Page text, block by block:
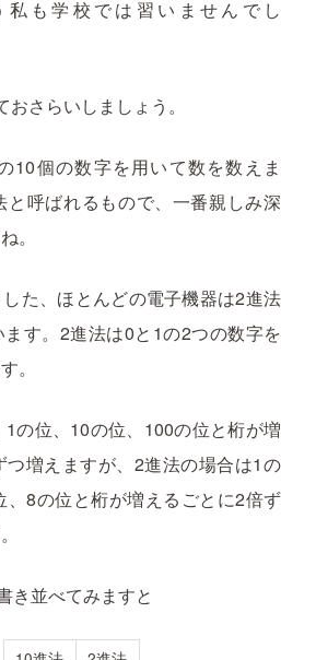
私も学校では習いませんでし
さらいしましょう。
10個の数字を用いて数を数えま
と呼ばれるもので、一番親しみ深
。
た、ほとんどの電子機器は2進法
す。2進法は0と1の2つの数字を
。
の位、10の位、100の位と桁が増
つ増えますが、2進法の場合は1の
、8の位と桁が増えるごとに2倍ず
き並べてみますと